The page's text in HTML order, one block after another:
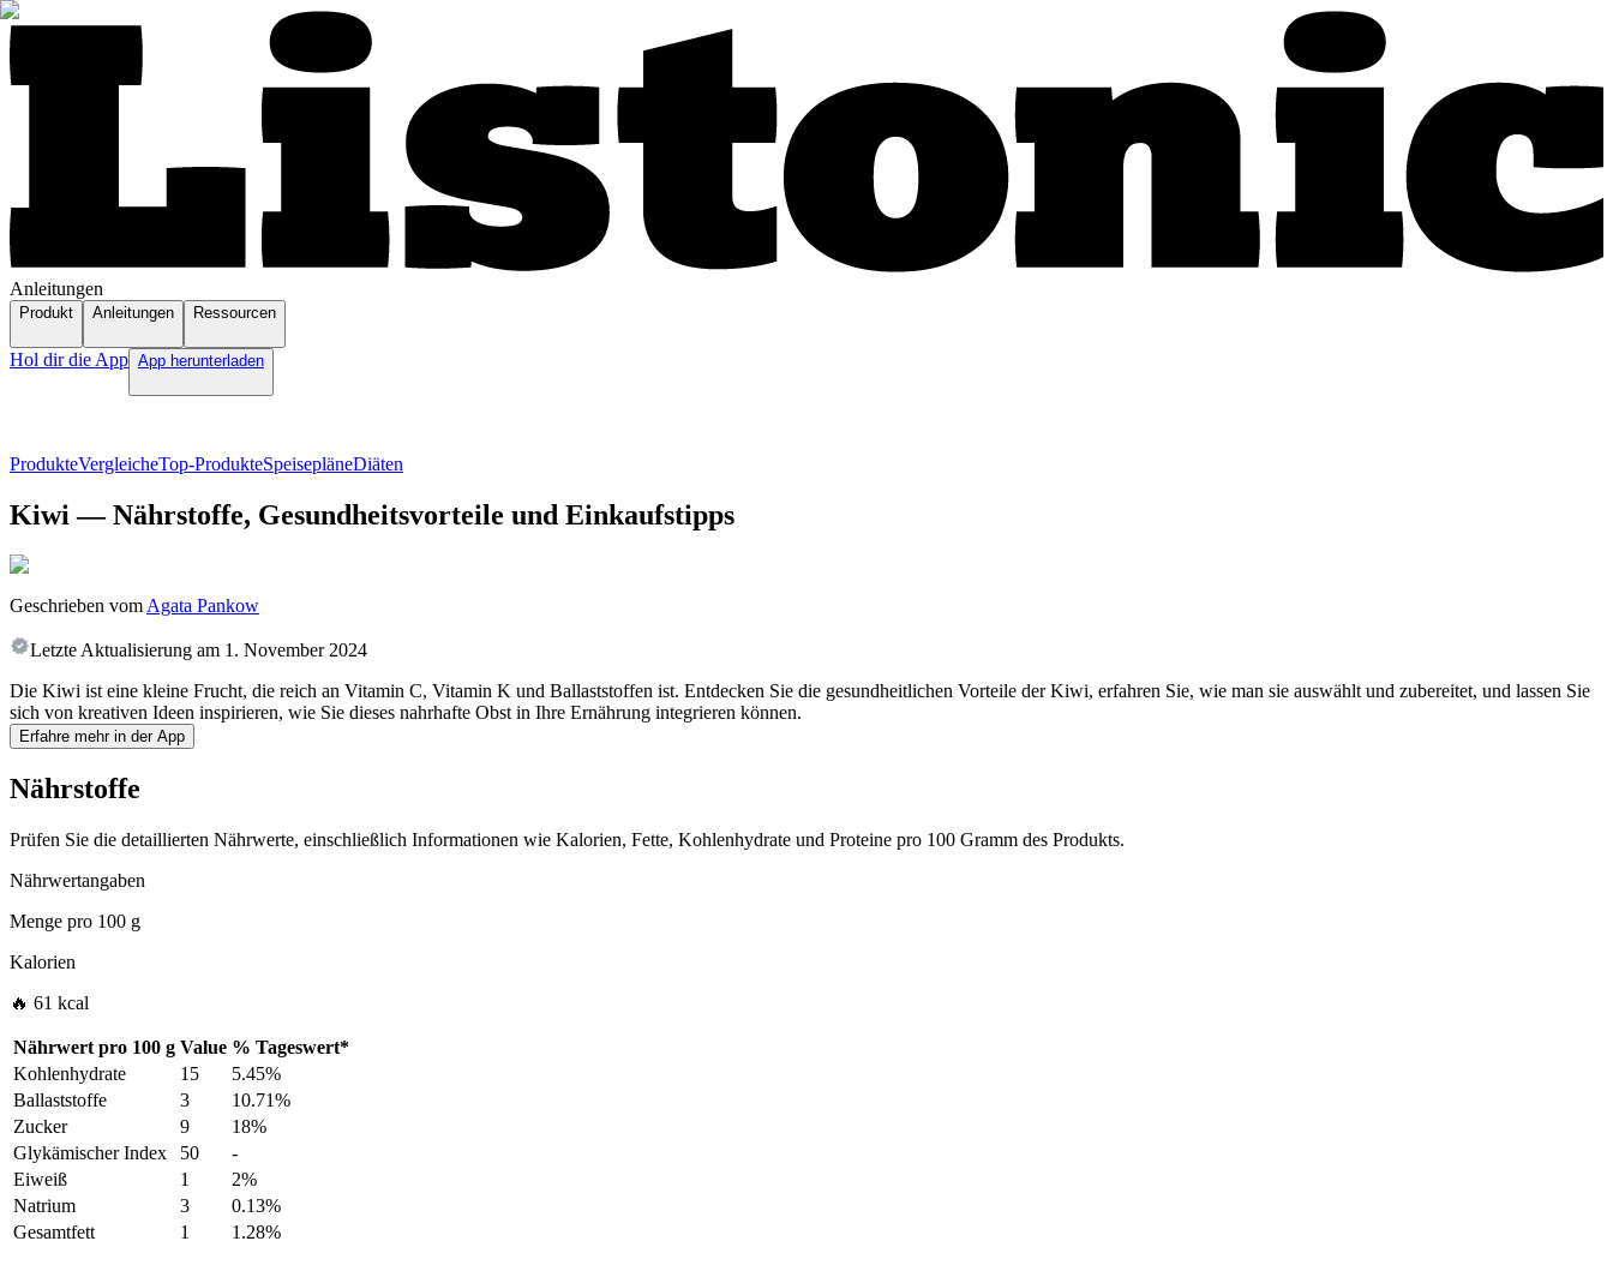
Anleitungen
Produkt Anleitungen Ressourcen
Hol dir die App App herunterladen
ProdukteVergleicheTop-ProdukteSpeisepläneDiäten
Kiwi — Nährstoffe, Gesundheitsvorteile und Einkaufstipps
Geschrieben vomAgata Pankow
Letzte Aktualisierung am 1. November 2024
Die Kiwi ist eine kleine Frucht, die reich an Vitamin C, Vitamin K und Ballaststoffen ist. Entdecken Sie die gesundheitlichen Vorteile der Kiwi, erfahren Sie, wie man sie auswählt und zubereitet, und lassen Sie
sich von kreativen Ideen inspirieren, wie Sie dieses nahrhafte Obst in Ihre Ernährung integrieren können.
Erfahre mehr in der App
Nährstoffe
Prüfen Sie die detaillierten Nährwerte, einschließlich Informationen wie Kalorien, Fette, Kohlenhydrate und Proteine pro 100 Gramm des Produkts.
Nährwertangaben
Menge pro 100 g
Kalorien
🔥 61 kcal
Nährwert pro 100 g Value % Tageswert*
Kohlenhydrate
15
5.45%
Ballaststoffe
3
10.71%
Zucker
9
18%
Glykämischer Index
50
-
Eiweiß
1
2%
Natrium
3
0.13%
Gesamtfett
1 1.28%